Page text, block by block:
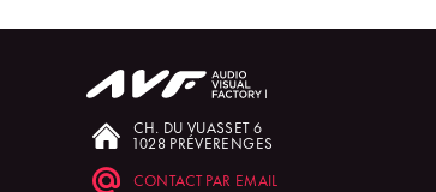
CH. DU VUASSET 6
1028 PRÉVERENGES
CONTACT PAR EMAIL